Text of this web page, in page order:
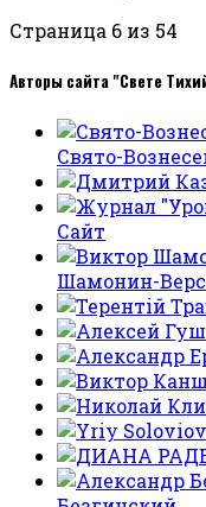
Страница 6 из 54
Авторы сайта "Свете
Свято-
Сайт
Шамонин-